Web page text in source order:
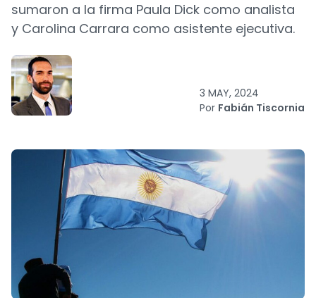
sumaron a la firma Paula Dick como analista
y Carolina Carrara como asistente ejecutiva.
3 MAY, 2024
Por Fabián Tiscornia